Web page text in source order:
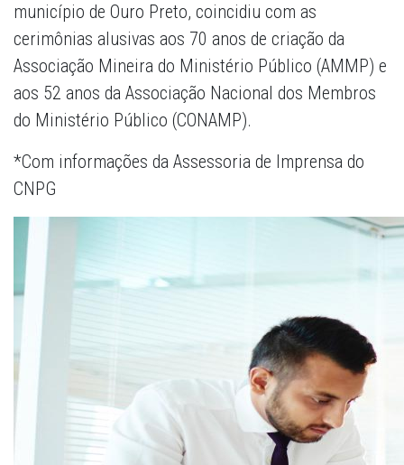
município de Ouro Preto, coincidiu com as
cerimônias alusivas aos 70 anos de criação da
Associação Mineira do Ministério Público (AMMP) e
aos 52 anos da Associação Nacional dos Membros
do Ministério Público (CONAMP).
*Com informações da Assessoria de Imprensa do
CNPG